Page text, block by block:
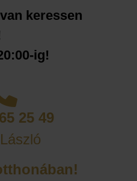
keressen
ig!
25 49